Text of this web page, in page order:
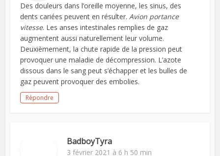
Des douleurs dans l’oreille moyenne, les sinus, des
dents cariées peuvent en résulter. Avion portance
vitesse. Les anses intestinales remplies de gaz
augmentent aussi naturellement leur volume.
Deuxièmement, la chute rapide de la pression peut
provoquer une maladie de décompression. L’azote
dissous dans le sang peut s’échapper et les bulles de
gaz peuvent provoquer des embolies.
Répondre
BadboyTyra
3 février 2021 à 6 h 50 min